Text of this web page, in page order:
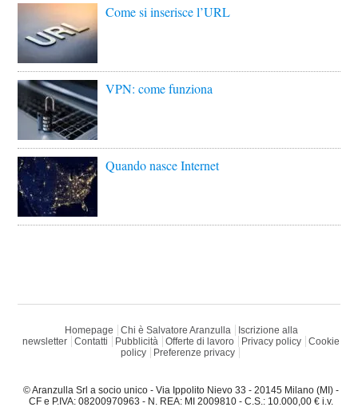
Come si inserisce l’URL
VPN: come funziona
Quando nasce Internet
Homepage Chi è Salvatore Aranzulla
Iscrizione alla
newsletter
Contatti Pubblicità Offerte di lavoro Privacy policy
Cookie
policy
Preferenze privacy
© Aranzulla Srl a socio unico - Via Ippolito Nievo 33 - 20145 Milano (MI) -
CF e P.IVA: 08200970963 - N. REA: MI 2009810 - C.S.: 10.000,00 € i.v.